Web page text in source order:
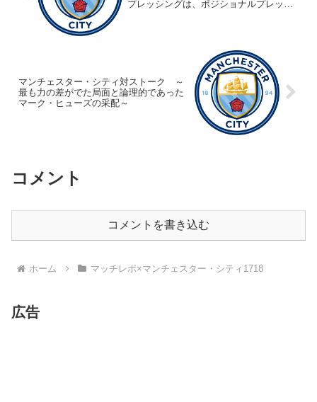
プレッシングは、ポジショナルプレッシ
マンチェスター・シティ対ストーク ～
最も力の差がでた局面と論理的であった
マーク・ヒューズの采配～
コメント
コメントを書き込む
ホーム マッチレポ×マンチェスター・シティ1718
広告